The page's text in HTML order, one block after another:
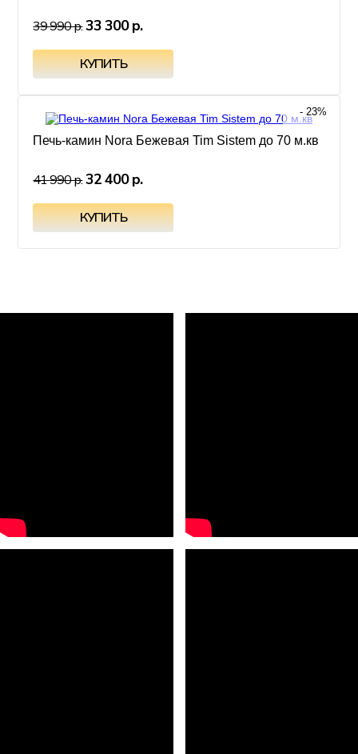
39 990 р.33 300 р.
- 23%
Печь-камин Nora Бежевая Tim Sistem до 70 м.кв
41 990 р.32 400 р.